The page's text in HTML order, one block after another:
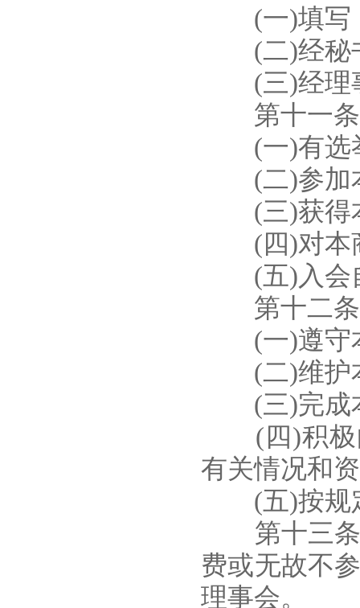
(一)填写《
(二)经秘
(三)经理
第十一条
(一)有选举
(二)参加
(三)获得
(四)对本商
(五)入会
第十二条
(一)遵守本
(二)维护
(三)完成
(四)积极向
有关情况和
(五)按规
第十三条
费或无故不
理事会。